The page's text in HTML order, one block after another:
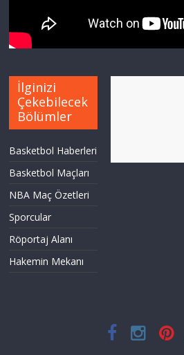
İlginizi
Çekebilecek
Bölümler
Basketbol Haberleri
Basketbol Maçları
NBA Maç Özetleri
Sporcular
Röportaj Alanı
Hakemin Mekanı